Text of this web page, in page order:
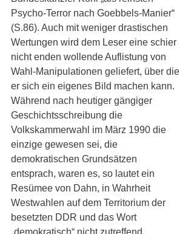
Psycho-Terror nach Goebbels-Manier“
(S.86). Auch mit weniger drastischen
Wertungen wird dem Leser eine schier
nicht enden wollende Auflistung von
Wahl-Manipulationen geliefert, über die
er sich ein eigenes Bild machen kann.
Während nach heutiger gängiger
Geschichtsschreibung die
Volkskammerwahl im März 1990 die
einzige gewesen sei, die
demokratischen Grundsätzen
entsprach, waren es, so lautet ein
Resümee von Dahn, in Wahrheit
Westwahlen auf dem Territorium der
besetzten DDR und das Wort
„demokratisch“ nicht zutreffend.